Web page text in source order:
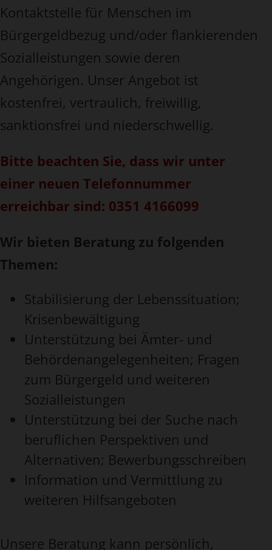
Kontaktstelle für Menschen im
Bürgergeldbezug und/oder flankierenden
Sozialleistungen sowie deren
Angehörigen. Unser Angebot ist
kostenfrei, vertraulich, freiwillig,
sanktionsfrei und niederschwellig.
Bitte beachten Sie, dass wir unter
einer neuen Telefonnummer
erreichbar sind: 0351 4166099
Wir bieten Beratung zu folgenden
Themen:
Stabilisierung der Lebenssituation;
Krisenbewältigung
Unterstützung bei Ämter- und
Behördenangelegenheiten; Fragen
zum Bürgergeld und weiteren
Sozialleistungen
Unterstützung bei der Suche nach
beruflichen Perspektiven und
Alternativen; Bewerbungsschreiben
Information und Vermittlung zu
weiteren Hilfsangeboten
Unsere Beratung kann persönlich,